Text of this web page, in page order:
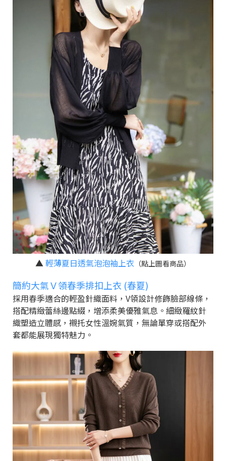
▲輕薄夏日透氣泡泡袖上衣 （點上圖看商品）
簡約大氣Ｖ領春季排扣上衣 (春夏)
採用春季適合的輕盈針織面料，V領設計修飾臉部線條，
搭配精緻蕾絲邊點綴，增添柔美優雅氣息。細緻羅紋針
織塑造立體感，襯托女性溫婉氣質，無論單穿或搭配外
套都能展現獨特魅力。